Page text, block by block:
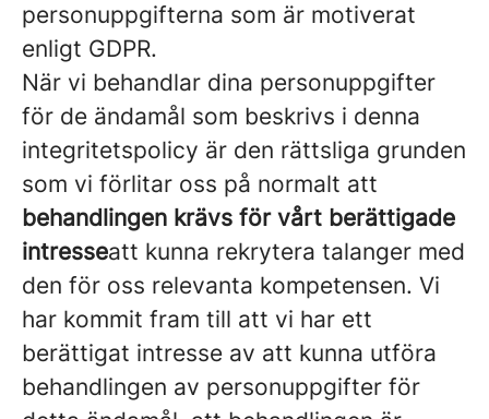
personuppgifterna som är motiverat
enligt GDPR.
När vi behandlar dina personuppgifter
för de ändamål som beskrivs i denna
integritetspolicy är den rättsliga grunden
som vi förlitar oss på normalt att
behandlingen krävs för vårt berättigade
intresseatt kunna rekrytera talanger med
den för oss relevanta kompetensen. Vi
har kommit fram till att vi har ett
berättigat intresse av att kunna utföra
behandlingen av personuppgifter för